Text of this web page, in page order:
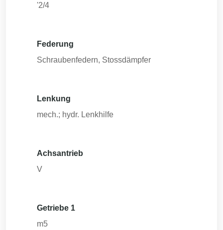
'2/4
Federung
Schraubenfedern, Stossdämpfer
Lenkung
mech.; hydr. Lenkhilfe
Achsantrieb
V
Getriebe 1
m5